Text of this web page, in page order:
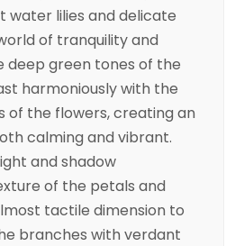
water lilies and delicate
of tranquility and
deep green tones of the
harmoniously with the
of the flowers, creating an
calming and vibrant.
and shadow
of the petals and
tactile dimension to
branches with verdant